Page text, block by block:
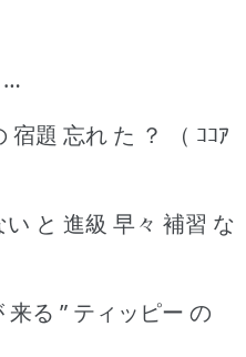
…
宿題 忘れ た ？ （ ｺｺｱ
と 進級 早々 補習 な
来る ” ティッピー の